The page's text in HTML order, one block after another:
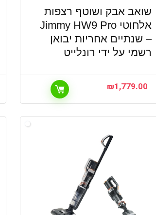
שואב אבק ושוטף רצפות
אלחוטי Jimmy HW9 Pro
– שנתיים אחריות יבואן
רשמי על ידי רונלייט
₪1,779.00